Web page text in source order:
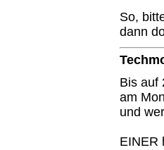
So,
dann
Bis auf
am
und
EINER